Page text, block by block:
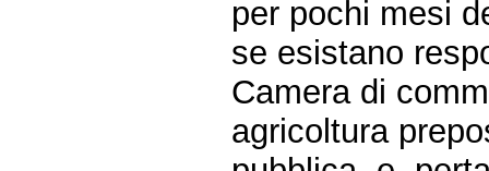
per pochi mesi
se esistano
Camera di
agricoltura